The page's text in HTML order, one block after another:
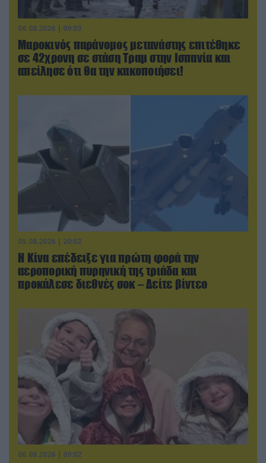
06.08.2026 | 09:03
Μαροκινός παράνομος μετανάστης επιτέθηκε
σε 42χρονη σε στάση Τραμ στην Ισπανία και
απείλησε ότι θα την κακοποιήσει!
05.08.2026 | 20:02
Η Κίνα επέδειξε για πρώτη φορά την
αεροπορική πυρηνική της τριάδα και
προκάλεσε διεθνές σοκ – Δείτε βίντεο
06.08.2026 | 09:02